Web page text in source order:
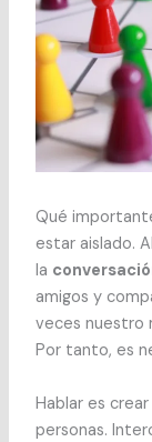
Qué
estar aislado.
la
amigos y
veces nuestro
Por tanto, es
Hablar es
personas.